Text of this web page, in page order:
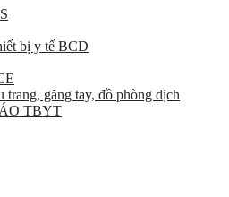
bị y tế BCD
trang, găng tay, đồ phòng dịch
TBYT